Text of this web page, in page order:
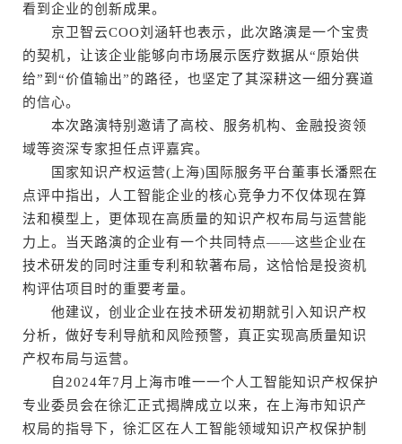
看到企业的创新成果。
京卫智云COO刘涵轩也表示，此次路演是一个宝贵
的契机，让该企业能够向市场展示医疗数据从“原始供
给”到“价值输出”的路径，也坚定了其深耕这一细分赛道
的信心。
本次路演特别邀请了高校、服务机构、金融投资领
域等资深专家担任点评嘉宾。
国家知识产权运营(上海)国际服务平台董事长潘熙在
点评中指出，人工智能企业的核心竞争力不仅体现在算
法和模型上，更体现在高质量的知识产权布局与运营能
力上。当天路演的企业有一个共同特点——这些企业在
技术研发的同时注重专利和软著布局，这恰恰是投资机
构评估项目时的重要考量。
他建议，创业企业在技术研发初期就引入知识产权
分析，做好专利导航和风险预警，真正实现高质量知识
产权布局与运营。
自2024年7月上海市唯一一个人工智能知识产权保护
专业委员会在徐汇正式揭牌成立以来，在上海市知识产
权局的指导下，徐汇区在人工智能领域知识产权保护制